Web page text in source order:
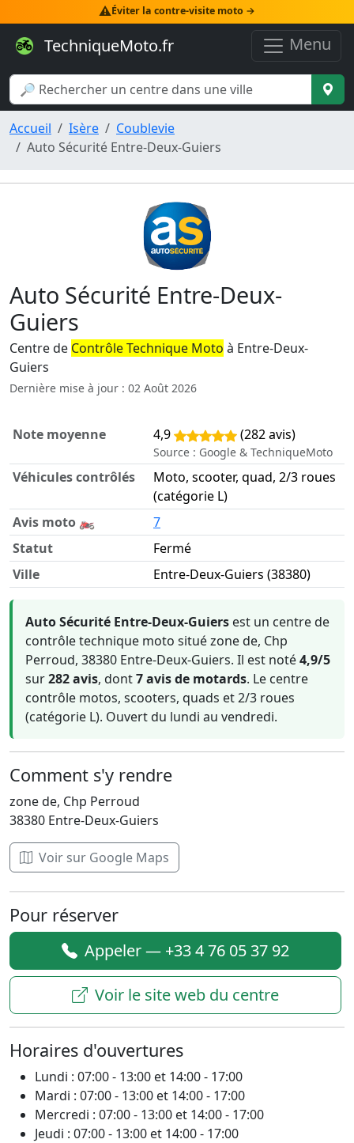
⚠️Éviter la contre-visite moto →
TechniqueMoto.fr Menu
Accueil Isère
Coublevie
Auto Sécurité Entre-Deux-Guiers
Auto Sécurité Entre-Deux-
Guiers
Centre de Contrôle Technique Moto à Entre-Deux-
Guiers
Dernière mise à jour : 02 Août 2026
Informations clés sur Auto Sécurité Entre-Deux-Guiers
Note moyenne 4,9 (282 avis)
Source : Google & TechniqueMoto
Véhicules contrôlés
Moto, scooter, quad, 2/3 roues
(catégorie L)
Avis moto 🏍️
7
Statut
Fermé
Ville
Entre-Deux-Guiers (38380)
Auto Sécurité Entre-Deux-Guiers est un centre de
contrôle technique moto situé zone de, Chp
Perroud, 38380 Entre-Deux-Guiers. Il est noté4,9/5
sur282 avis, dont7 avis de motards. Le centre
contrôle motos, scooters, quads et 2/3 roues
(catégorie L). Ouvert du lundi au vendredi.
Comment s'y rendre
zone de, Chp Perroud
38380 Entre-Deux-Guiers
Voir sur Google Maps
Pour réserver
Appeler — +33 4 76 05 37 92
Voir le site web du centre
Horaires d'ouvertures
Lundi : 07:00 - 13:00 et 14:00 - 17:00
Mardi : 07:00 - 13:00 et 14:00 - 17:00
Mercredi : 07:00 - 13:00 et 14:00 - 17:00
Jeudi : 07:00 - 13:00 et 14:00 - 17:00